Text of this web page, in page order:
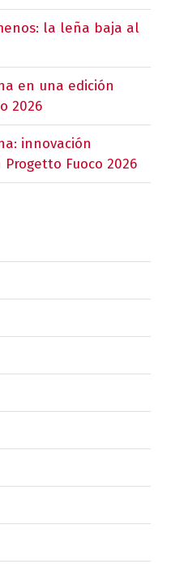
la leña baja al
en una edición
2026
innovación
Fuoco 2026